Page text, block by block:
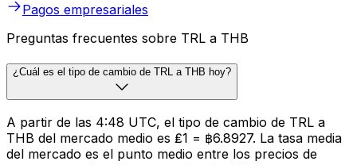
Pagos empresariales
Preguntas frecuentes sobre TRL a THB
¿Cuál es el tipo de cambio de TRL a THB hoy?
A partir de las 4:48 UTC, el tipo de cambio de TRL a
THB del mercado medio es ₤1 = ฿6.8927. La tasa media
del mercado es el punto medio entre los precios de